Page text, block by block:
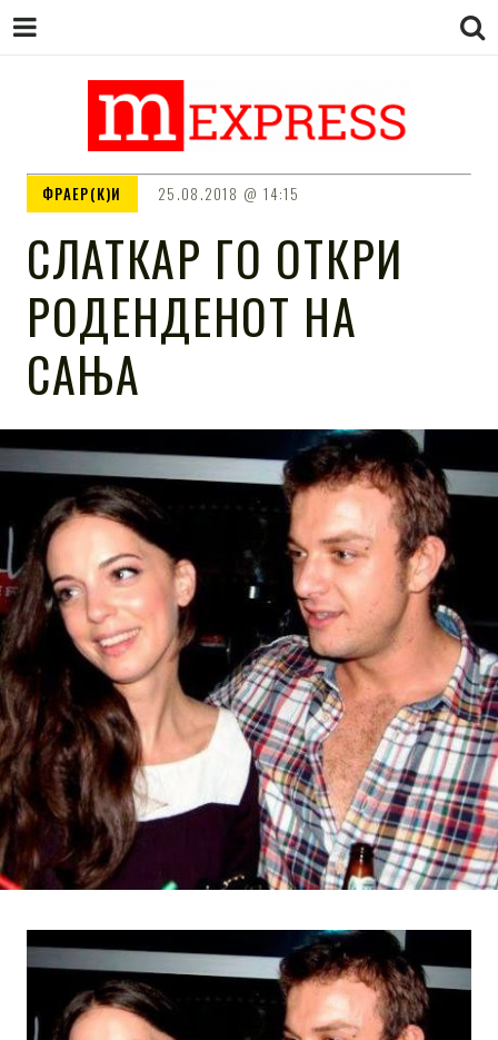
M EXPRESS
ФРАЕР(К)И 25.08.2018 14:15
СЛАТКАР ГО ОТКРИ
РОДЕНДЕНОТ НА
САЊА